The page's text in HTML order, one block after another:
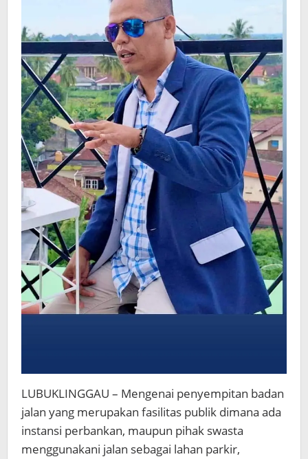
LUBUKLINGGAU – Mengenai penyempitan badan
jalan yang merupakan fasilitas publik dimana ada
instansi perbankan, maupun pihak swasta
menggunakani jalan sebagai lahan parkir,